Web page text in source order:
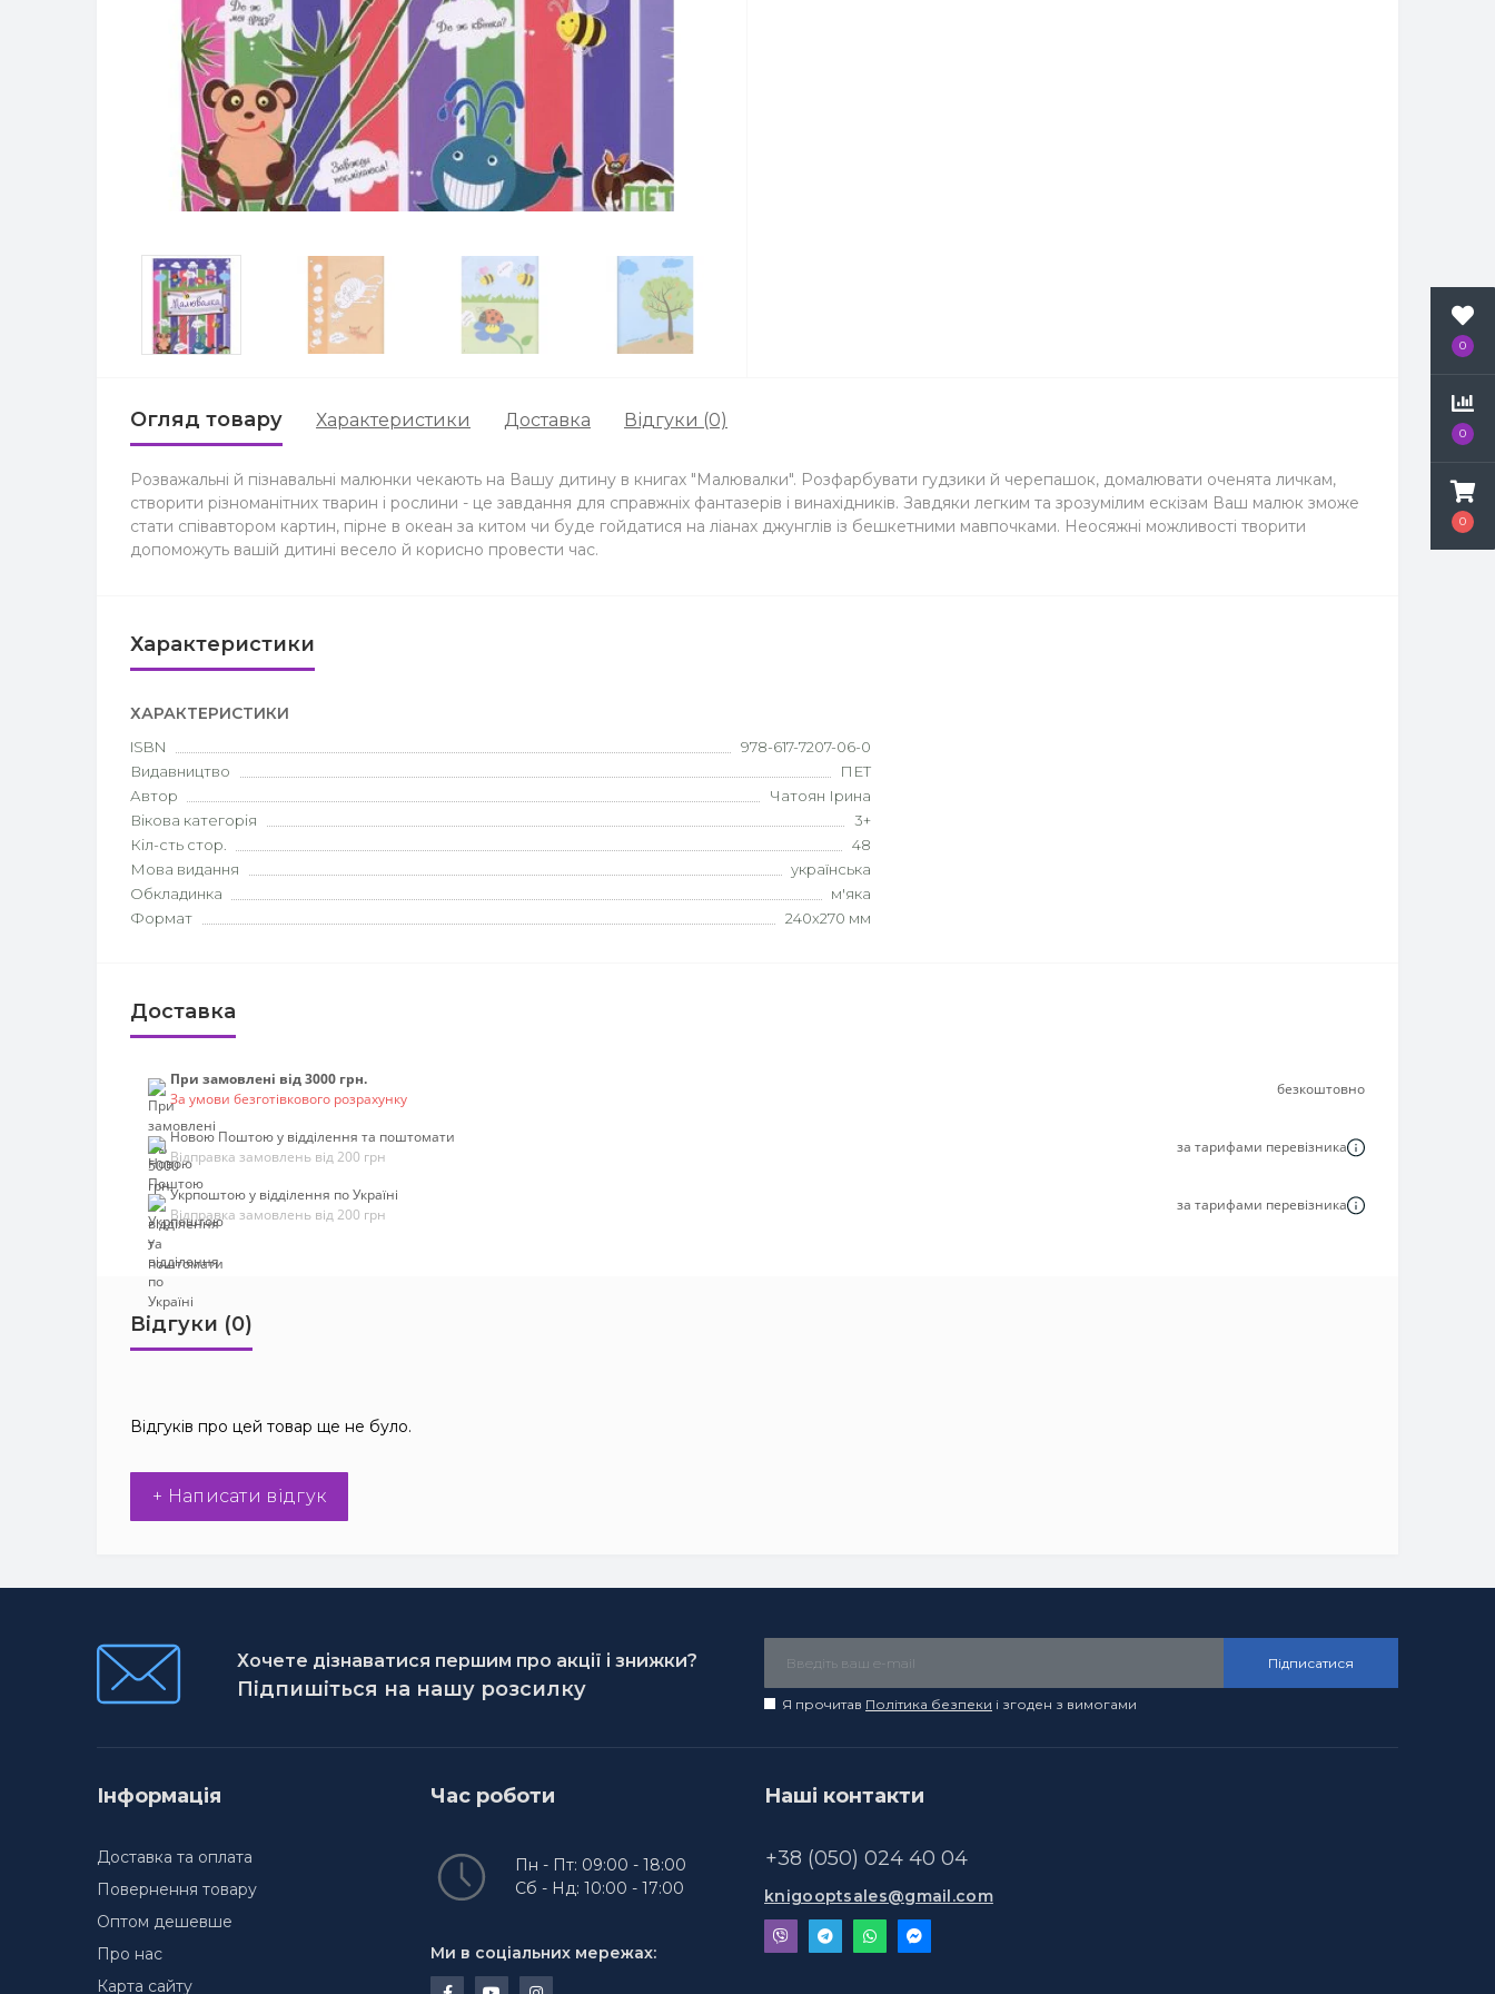
0
0
0
Огляд товару Характеристики Доставка Відгуки (0)
Розважальні й пізнавальні малюнки чекають на Вашу дитину в книгах "Малювалки". Розфарбувати гудзики й черепашок, домалювати оченята личкам,
створити різноманітних тварин і рослини - це завдання для справжніх фантазерів і винахідників. Завдяки легким та зрозумілим ескізам Ваш малюк зможе
стати співавтором картин, пірне в океан за китом чи буде гойдатися на ліанах джунглів із бешкетними мавпочками. Неосяжні можливості творити
допоможуть вашій дитині весело й корисно провести час.
Характеристики
ХАРАКТЕРИСТИКИ
ISBN
978-617-7207-06-0
Видавництво
ПЕТ
Автор
Чатоян Ірина
Вікова категорія
3+
Кіл-сть стор.
48
Мова видання
українська
Обкладинка
м'яка
Формат
240х270 мм
Доставка
При замовлені від 3000 грн.
За умови безготівкового розрахунку
безкоштовно
Новою Поштою у відділення та поштомати
Відправка замовлень від 200 грн
за тарифами перевізника
Укрпоштою у відділення по Україні
Відправка замовлень від 200 грн
за тарифами перевізника
Відгуки (0)
Відгуків про цей товар ще не було.
+ Написати відгук
Хочете дізнаватися першим про акції і знижки?
Підпишіться на нашу розсилку
Підписатися
Я прочитав Політика безпеки і згоден з вимогами
Інформація
Доставка та оплата
Повернення товару
Оптом дешевше
Про нас
Карта сайту
Час роботи
Пн - Пт: 09:00 - 18:00
Сб - Нд: 10:00 - 17:00
Ми в соціальних мережах:
Наші контакти
+38 (050) 024 40 04
knigooptsales@gmail.com